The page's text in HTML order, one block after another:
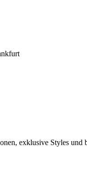
exklusive Styles